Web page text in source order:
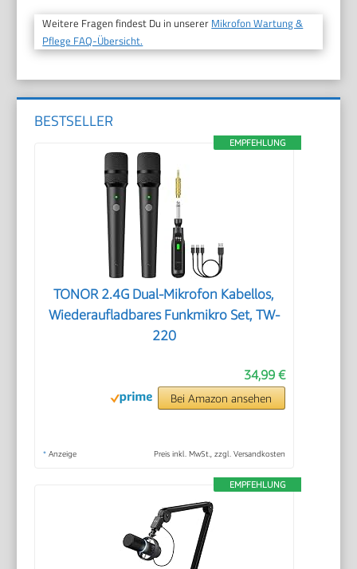
Weitere Fragen findest Du in unserer Mikrofon Wartung &
Pflege FAQ-Übersicht.
BESTSELLER
EMPFEHLUNG
TONOR 2.4G Dual-Mikrofon Kabellos,
Wiederaufladbares Funkmikro Set, TW-
220
34,99 €
Bei Amazon ansehen
* Anzeige Preis inkl. MwSt., zzgl. Versandkosten
EMPFEHLUNG